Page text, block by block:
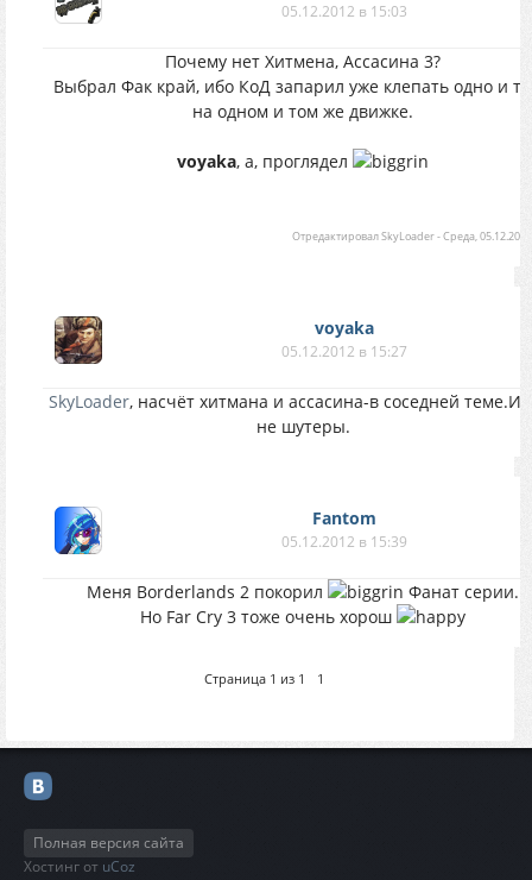
05.12.2012 в 15:03
Почему нет Хитмена, Ассасина 3?
Выбрал Фак край, ибо КоД запарил уже клепать одно и
на одном и том же движке.
voyaka, а, проглядел
ОтредактировалSkyLoader-Среда,
voyaka
05.12.2012 в 15:27
SkyLoader, насчёт хитмана и ассасина-в соседней теме.И
не шутеры.
Fantom
05.12.2012 в 15:39
Меня Borderlands 2 покорил
Фанат серии.
Но Far Cry 3 тоже очень хорош
Страница 1 из 1 1
Полная версия сайта
Хостинг от uCoz